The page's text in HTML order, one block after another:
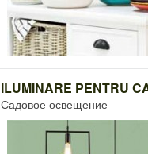
ILUMINARE PENTRU
Садовое освещение